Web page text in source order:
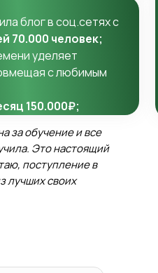
блог в соц.сетях с
70.000 человек;
уделяет
с любимым
150.000₽;
за обучение и все
Это настоящий
поступление в
лучших своих